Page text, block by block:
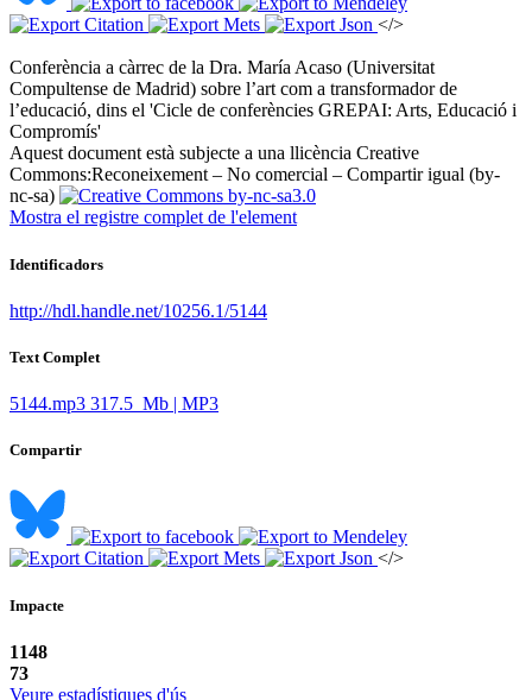
</>
Conferència a càrrec de la Dra. María Acaso (Universitat
Compultense de Madrid) sobre l’art com a transformador de
l’educació, dins el 'Cicle de conferències GREPAI: Arts, Educació i
Compromís' ​
Aquest document està subjecte a una llicència Creative
Commons:Reconeixement – No comercial – Compartir igual (by-
nc-sa)
Mostra el registre complet de l'element
Identificadors
http://hdl.handle.net/10256.1/5144
Text Complet
5144.mp3 317.5 Mb | MP3
Compartir
</>
Impacte
1148
73
Veure estadístiques d'ús